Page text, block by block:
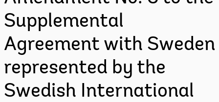
Supplemental
Agreement with Sweden
represented by the
Swedish International